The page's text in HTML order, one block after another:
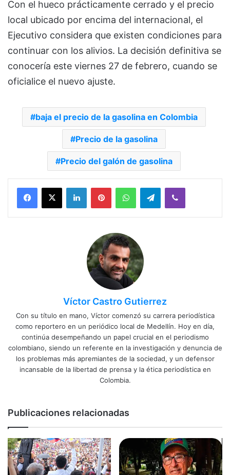
Con el hueco prácticamente cerrado y el precio
local ubicado por encima del internacional, el
Ejecutivo considera que existen condiciones para
continuar con los alivios. La decisión definitiva se
conocería este viernes 27 de febrero, cuando se
oficialice el nuevo ajuste.
baja el precio de la gasolina en Colombia
Precio de la gasolina
Precio del galón de gasolina
Facebook
X LinkedInPinterestWhatsAppTelegramViber
Víctor Castro Gutierrez
Con su título en mano, Víctor comenzó su carrera periodística
como reportero en un periódico local de Medellín. Hoy en día,
continúa desempeñando un papel crucial en el periodismo
colombiano, siendo un referente en la investigación y denuncia de
los problemas más apremiantes de la sociedad, y un defensor
incansable de la libertad de prensa y la ética periodística en
Colombia.
Publicaciones relacionadas